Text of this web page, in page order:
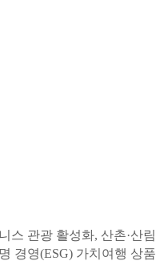
스 관광 활성화, 산촌·산
경영(ESG) 가치여행 상